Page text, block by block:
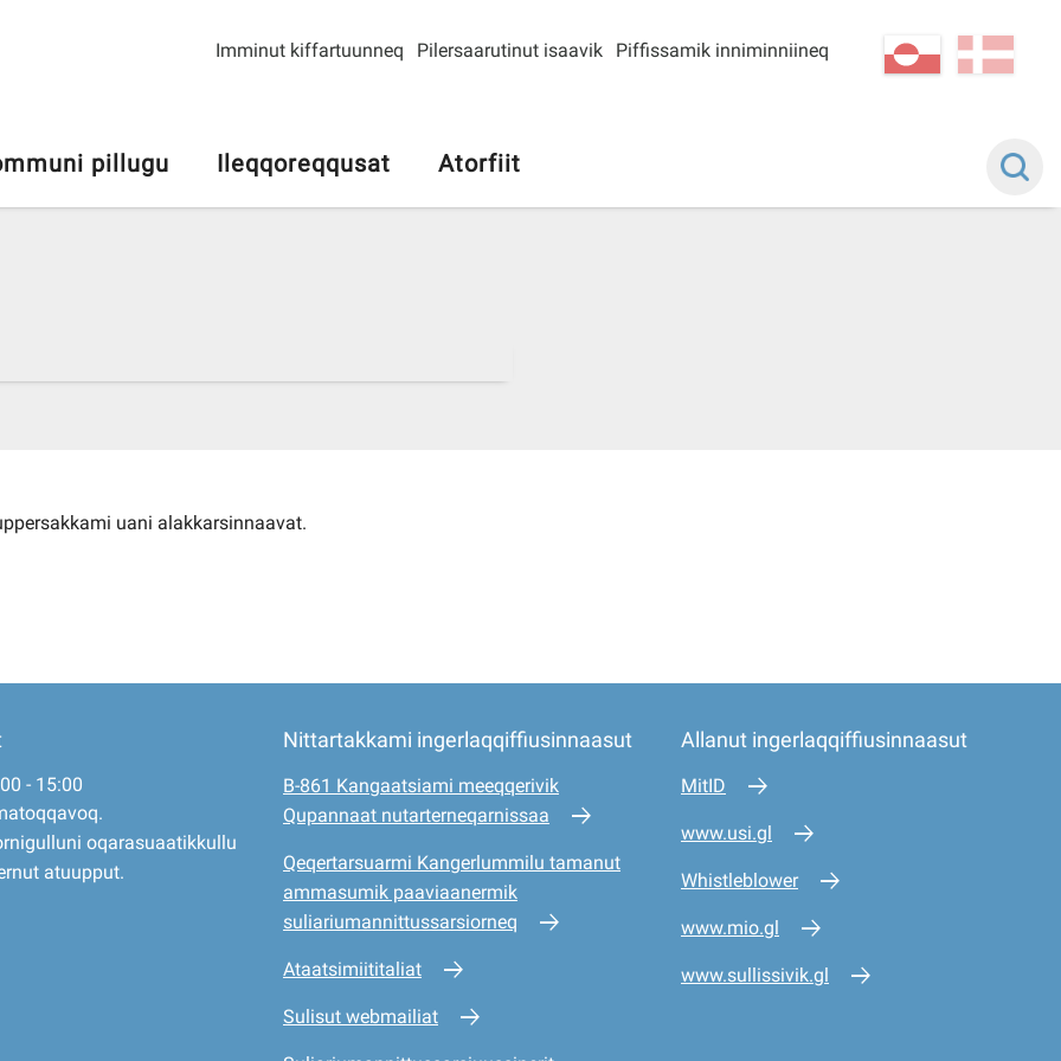
kl-GL
Imminut kiffartuunneq Pilersaarutinut isaavik Piffissamik inniminniineq
pillugu Ileqqoreqqusat Atorfiit
uani alakkarsinnaavat.
- 15:00
oqarasuaatikkullu
atuupput.
Nittartakkami ingerlaqqiffiusinnaasut
B-861 Kangaatsiami meeqqerivik
Qupannaat nutarterneqarnissaa
Qeqertarsuarmi Kangerlummilu tamanut
ammasumik paaviaanermik
suliariumannittussarsiorneq
Ataatsimiititaliat
Sulisut webmailiat
Allanut ingerlaqqiffiusinnaasut
MitID
www.usi.gl
Whistleblower
www.mio.gl
www.sullissivik.gl